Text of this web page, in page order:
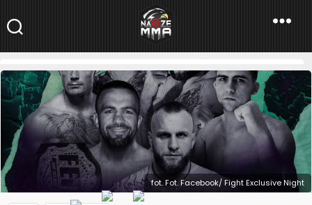
NaszeMMA
NaszeMMA.pl»Aktualności»Polskie MMA»FEN»FEN 39 – Wyniki!u
fot. Fot. Facebook/ Fight Exclusive Night